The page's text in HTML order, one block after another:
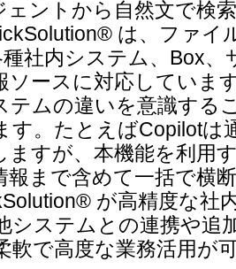
ェントから自然文で検
は、ファイ
種社内システム、Box
ソースに対応していま
テムの違いを意識する
す。たとえばCopilotは
ますが、本機能を利用
報まで含めて一括で横
が高精度な社
システムとの連携や追
軟で高度な業務活用が